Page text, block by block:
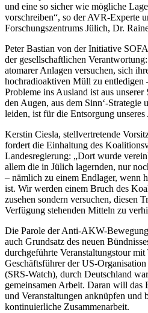
und eine so sicher wie mögliche
vorschreiben“, so der AVR-Experte
Forschungszentrums Jülich, Dr.
Peter Bastian von der Initiative
der gesellschaftlichen
atomarer Anlagen versuchen, sich
hochradioaktiven Müll zu entledigen
Probleme ins Ausland ist aus
den Augen, aus dem Sinn‘-Strategie
leiden, ist für die Entsorgung
Kerstin Ciesla, stellvertretende
fordert die Einhaltung des
Landesregierung: „Dort wurde
allem die in Jülich lagernden, nur
– nämlich zu einem Endlager, wenn
ist. Wir werden einem Bruch des
zusehen sondern versuchen, diesen
Verfügung stehenden Mitteln zu
Die Parole der Anti-AKW-
auch Grundsatz des neuen
durchgeführte Veranstaltungstour
Geschäftsführer der US-
(SRS-Watch), durch Deutschland
gemeinsamen Arbeit. Daran will
und Veranstaltungen anknüpfen und
kontinuierliche Zusammenarbeit.